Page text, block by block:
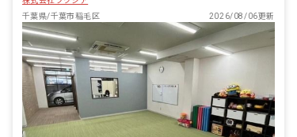
千葉県/千葉市稲毛区
2026/08/06更新